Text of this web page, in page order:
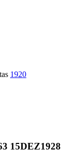
1920
15DEZ1928